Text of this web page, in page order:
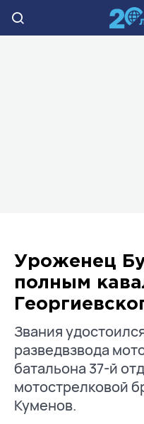
Уроженец
полным
Звания
разведвзвода
батальона 37-й
мотострелковой
Куменов.